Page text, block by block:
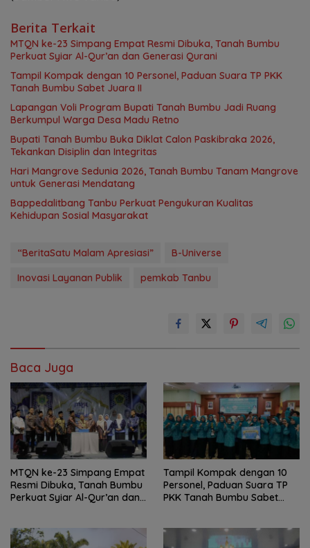
Berita Terkait
MTQN ke-23 Simpang Empat Resmi Dibuka, Tanah Bumbu
Perkuat Syiar Al-Qur’an dan Generasi Qurani
Tampil Kompak dengan 10 Personel, Paduan Suara TP PKK
Tanah Bumbu Sabet Juara II
Lapangan Voli Program Bupati Tanah Bumbu Jadi Ruang
Berkumpul Warga Desa Madu Retno
Bupati Tanah Bumbu Buka Diklat Calon Paskibraka 2026,
Tekankan Disiplin dan Integritas
Hari Mangrove Sedunia 2026, Tanah Bumbu Tanam Mangrove
untuk Generasi Mendatang
Bappedalitbang Tanbu Perkuat Pengukuran Kualitas
Kehidupan Sosial Masyarakat
“BeritaSatu Malam Apresiasi”
B-Universe
Inovasi Layanan Publik
pemkab Tanbu
Baca Juga
MTQN ke-23 Simpang Empat
Resmi Dibuka, Tanah Bumbu
Perkuat Syiar Al-Qur’an dan
Tampil Kompak dengan 10
Personel, Paduan Suara TP
PKK Tanah Bumbu Sabet